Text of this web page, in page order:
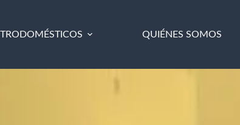
QUIÉNES SOMOS